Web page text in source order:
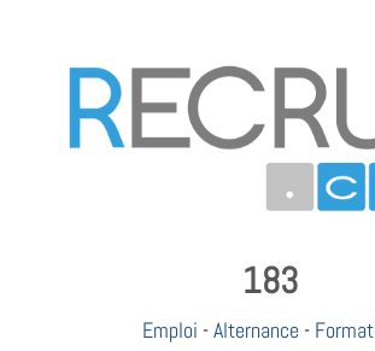
183
Emploi -Alternance -